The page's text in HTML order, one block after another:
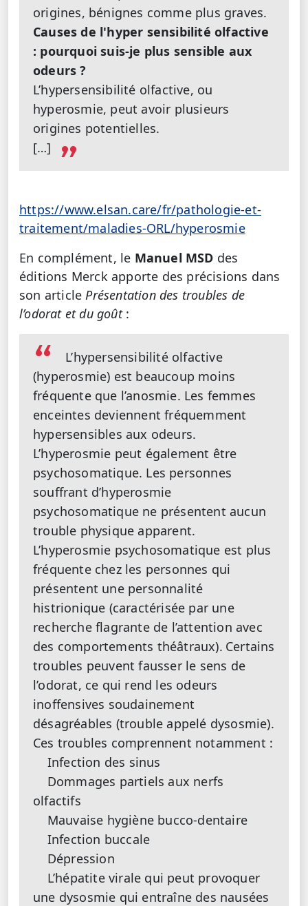
origines, bénignes comme plus graves.
Causes de l'hyper sensibilité olfactive
: pourquoi suis-je plus sensible aux
odeurs ?
L’hypersensibilité olfactive, ou
hyperosmie, peut avoir plusieurs
origines potentielles.
[…]
https://www.elsan.care/fr/pathologie-et-
traitement/maladies-ORL/hyperosmie
En complément, le Manuel MSD des
éditions Merck apporte des précisions dans
son article Présentation des troubles de
l’odorat et du goût:
L’hypersensibilité olfactive
(hyperosmie) est beaucoup moins
fréquente que l’anosmie. Les femmes
enceintes deviennent fréquemment
hypersensibles aux odeurs.
L’hyperosmie peut également être
psychosomatique. Les personnes
souffrant d’hyperosmie
psychosomatique ne présentent aucun
trouble physique apparent.
L’hyperosmie psychosomatique est plus
fréquente chez les personnes qui
présentent une personnalité
histrionique (caractérisée par une
recherche flagrante de l’attention avec
des comportements théâtraux). Certains
troubles peuvent fausser le sens de
l’odorat, ce qui rend les odeurs
inoffensives soudainement
désagréables (trouble appelé dysosmie).
Ces troubles comprennent notamment :
Infection des sinus
Dommages partiels aux nerfs
olfactifs
Mauvaise hygiène bucco-dentaire
Infection buccale
Dépression
L’hépatite virale qui peut provoquer
une dysosmie qui entraîne des nausées